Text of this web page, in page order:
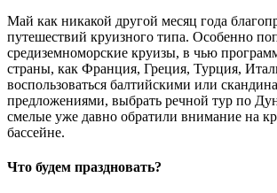
Май как никакой другой месяц года
путешествий круизного типа. Особенно
средиземноморские круизы, в чью
страны, как Франция, Греция, Турция,
воспользоваться балтийскими или
предложениями, выбрать речной тур по
смелые уже давно обратили внимание на
бассейне.
Что будем праздновать?